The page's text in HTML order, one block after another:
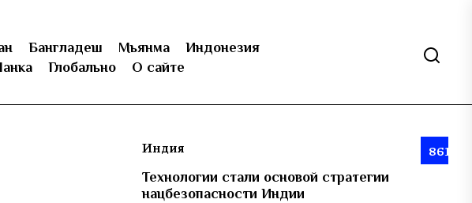
Бангладеш Мьянма
Индонезия
Глобально О сайте
Индия 861
Технологии стали основой стратегии
нацбезопасности Индии